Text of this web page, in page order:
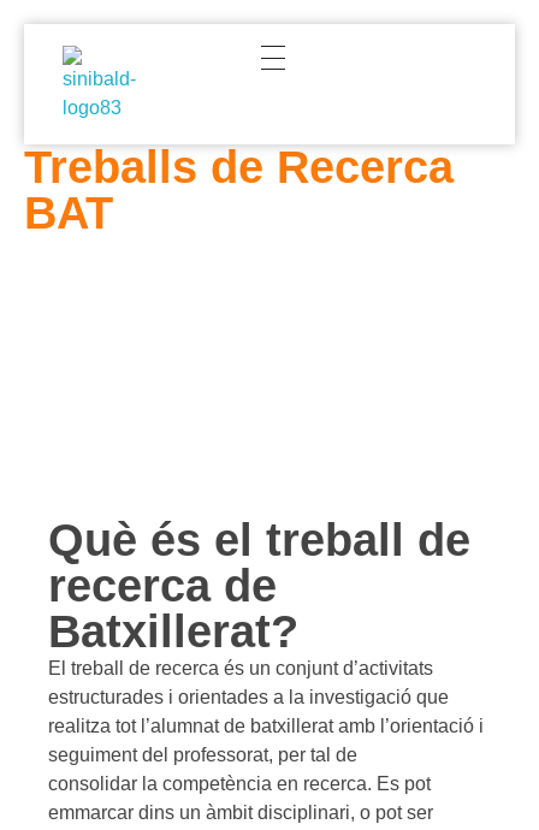
Centre d'Estudis Sinibald de Mas
Treballs de Recerca
BAT
Què és el treball de
recerca de
Batxillerat?
El treball de recerca és un conjunt d’activitats
estructurades i orientades a la investigació que
realitza tot l’alumnat de batxillerat amb l’orientació i
seguiment del professorat, per tal de
consolidar la competència en recerca. Es pot
emmarcar dins un àmbit disciplinari, o pot ser